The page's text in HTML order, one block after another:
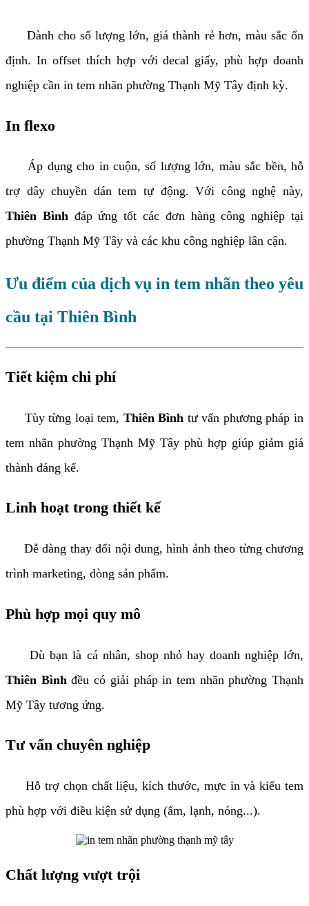
Dành cho số lượng lớn, giá thành rẻ hơn, màu sắc ổn
định. In offset thích hợp với decal giấy, phù hợp doanh
nghiệp cần in tem nhãn phường Thạnh Mỹ Tây định kỳ.
In flexo
Áp dụng cho in cuộn, số lượng lớn, màu sắc bền, hỗ
trợ dây chuyền dán tem tự động. Với công nghệ này,
Thiên Bìnhđáp ứng tốt các đơn hàng công nghiệp tại
phường Thạnh Mỹ Tây và các khu công nghiệp lân cận.
Ưu điểm của dịch vụ in tem nhãn theo yêu
cầu tại Thiên Bình
Tiết kiệm chi phí
Tùy từng loại tem, Thiên Bình tư vấn phương pháp in
tem nhãn phường Thạnh Mỹ Tây phù hợp giúp giảm giá
thành đáng kể.
Linh hoạt trong thiết kế
Dễ dàng thay đổi nội dung, hình ảnh theo từng chương
trình marketing, dòng sản phẩm.
Phù hợp mọi quy mô
Dù bạn là cá nhân, shop nhỏ hay doanh nghiệp lớn,
Thiên Bình đều có giải pháp in tem nhãn phường Thạnh
Mỹ Tây tương ứng.
Tư vấn chuyên nghiệp
Hỗ trợ chọn chất liệu, kích thước, mực in và kiểu tem
phù hợp với điều kiện sử dụng (ẩm, lạnh, nóng...).
Chất lượng vượt trội